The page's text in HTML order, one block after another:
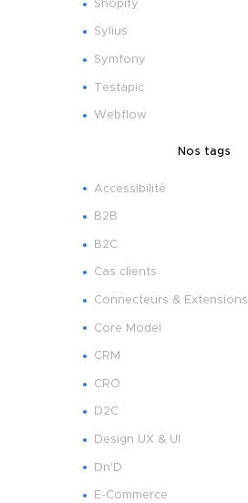
Shopify
Sylius
Symfony
Testapic
Webflow
Nos tags
Accessibilité
B2B
B2C
Cas clients
Connecteurs & Extensions
Core Model
CRM
CRO
D2C
Design UX & UI
Dn'D
E-Commerce